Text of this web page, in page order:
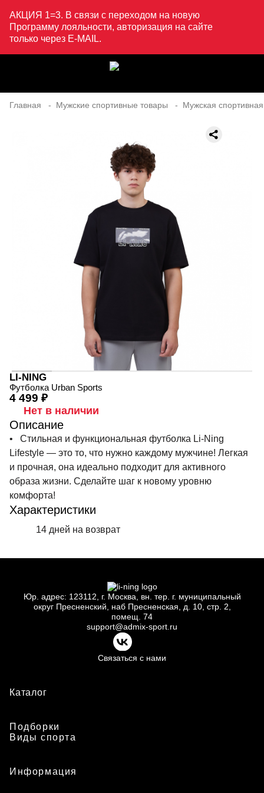
АКЦИЯ 1=3. В связи с переходом на новую
Программу лояльности, авторизация на сайте
только через E-MAIL.
Главная Мужские спортивные товары Мужская
LI-NING
Футболка Urban Sports
4 499 ₽
Нет в наличии
Описание
• Стильная и функциональная футболка Li-Ning
Lifestyle — это то, что нужно каждому мужчине! Легкая
и прочная, она идеально подходит для активного
образа жизни. Сделайте шаг к новому уровню
комфорта!
Характеристики
14 дней на возврат
Юр. адрес: 123112, г. Москва, вн. тер. г. муниципальный
округ Пресненский, наб Пресненская, д. 10, стр. 2,
помещ. 74
support@admix-sport.ru
Связаться с нами
Каталог
Подборки
Виды спорта
Информация